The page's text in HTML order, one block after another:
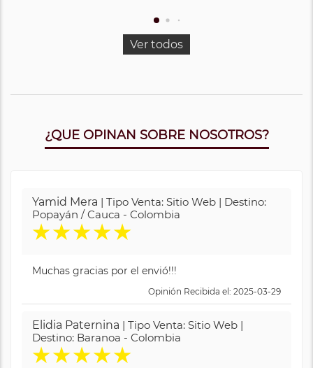
Ver todos
¿QUE OPINAN SOBRE NOSOTROS?
Yamid Mera | Tipo Venta: Sitio Web | Destino:
Popayán / Cauca - Colombia
★★★★★
Muchas gracias por el envió!!!
Opinión Recibida el: 2025-03-29
Elidia Paternina | Tipo Venta: Sitio Web |
Destino: Baranoa - Colombia
★★★★★